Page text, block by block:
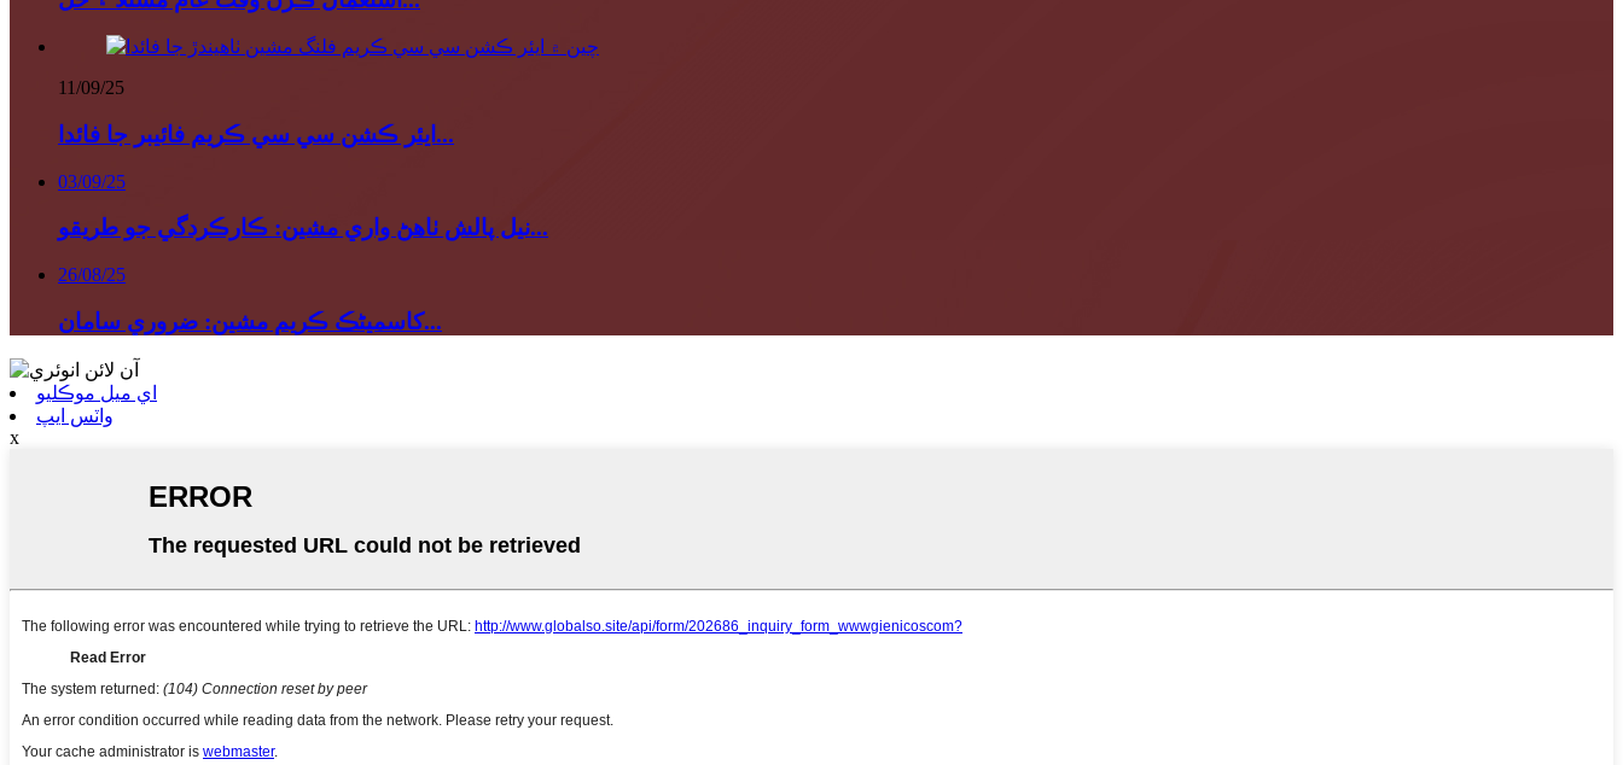
11/09/25
ايئر ڪشن سي سي ڪريم فائيبر جا فائدا...
03/09/25
نيل پالش ٺاهڻ واري مشين: ڪارڪردگي جو طريقو...
26/08/25
کاسمیٹڪ ڪريم مشين: ضروري سامان...
اي ميل موڪليو
واٽس ايپ
x